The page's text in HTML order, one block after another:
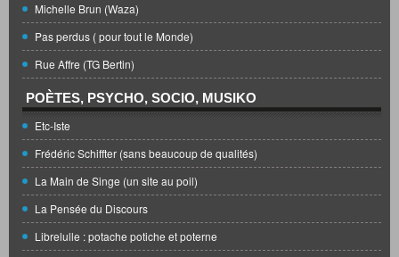
Michelle Brun (Waza)
Pas perdus ( pour tout le Monde)
Rue Affre (TG Bertin)
POÈTES, PSYCHO, SOCIO, MUSIKO
Etc-Iste
Frédéric Schiffter (sans beaucoup de qualités)
La Main de Singe (un site au poil)
La Pensée du Discours
Librelulle : potache potiche et poterne